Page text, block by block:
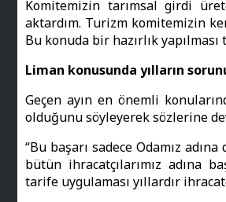
Komitemizin tarımsal girdi
aktardım. Turizm komitemizin
Bu konuda bir hazırlık
Liman konusunda yılların
Geçen ayın en önemli
olduğunu söyleyerek sözlerine
“Bu başarı sadece Odamız
bütün ihracatçılarımız adına
tarife uygulaması yıllardır